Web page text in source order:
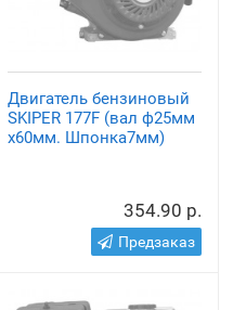
Двигатель бензиновый
SKIPER 177F (вал ф25мм
х60мм. Шпонка7мм)
354.90 р.
Предзаказ